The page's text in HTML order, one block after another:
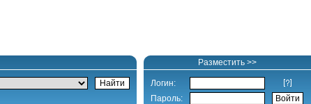
Разместить >>
Логин:
Пароль: